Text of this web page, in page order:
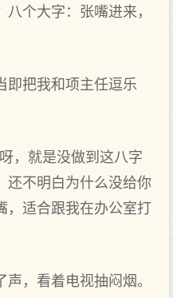
个大字：张嘴进来，
即把我和项主任逗乐
，就是没做到这八字
还不明白为什么没给你
，适合跟我在办公室打
，看着电视抽闷烟。